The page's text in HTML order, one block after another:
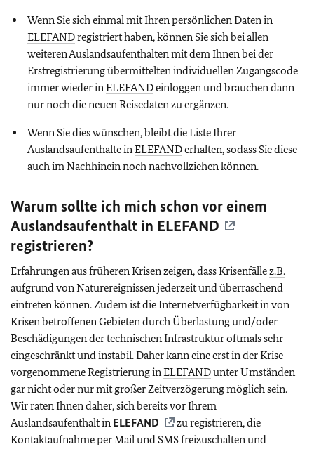
Wenn Sie sich einmal mit Ihren persönlichen Daten in
ELEFANDregistriert haben, können Sie sich bei allen
weiteren Auslandsaufenthalten mit dem Ihnen bei der
Erstregistrierung übermittelten individuellen Zugangscode
immer wieder inELEFANDeinloggen und brauchen dann
nur noch die neuen Reisedaten zu ergänzen.
Wenn Sie dies wünschen, bleibt die Liste Ihrer
Auslandsaufenthalte inELEFANDerhalten, sodass Sie diese
auch im Nachhinein noch nachvollziehen können.
Warum sollte ich mich schon vor einem
Auslandsaufenthalt in ELEFAND
registrieren?
Erfahrungen aus früheren Krisen zeigen, dass Krisenfällez.B.
aufgrund von Naturereignissen jederzeit und überraschend
eintreten können. Zudem ist die Internetverfügbarkeit in von
Krisen betroffenen Gebieten durch Überlastung und/oder
Beschädigungen der technischen Infrastruktur oftmals sehr
eingeschränkt und instabil. Daher kann eine erst in der Krise
vorgenommene Registrierung inELEFANDunter Umständen
gar nicht oder nur mit großer Zeitverzögerung möglich sein.
Wir raten Ihnen daher, sich bereits vor Ihrem
Auslandsaufenthalt in ELEFAND
zu registrieren, die
Kontaktaufnahme per Mail und SMS freizuschalten und